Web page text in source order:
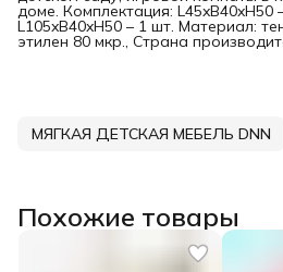
доме. Комплектация: L45xB40xH50
L105xB40xH50 – 1 шт. Материал:
этилен 80 мкр., Страна
МЯГКАЯ ДЕТСКАЯ МЕБЕЛЬ DNN
Похожие товары